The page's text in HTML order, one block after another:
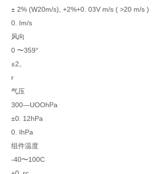
± 2% (W20m/s), +2%+0. 03V m/s ( >20 m/s )
0. Im/s
风向
0 〜359°
±2。
r
气压
300—UOOhPa
±0. 12hPa
0. IhPa
组件温度
-40〜100C